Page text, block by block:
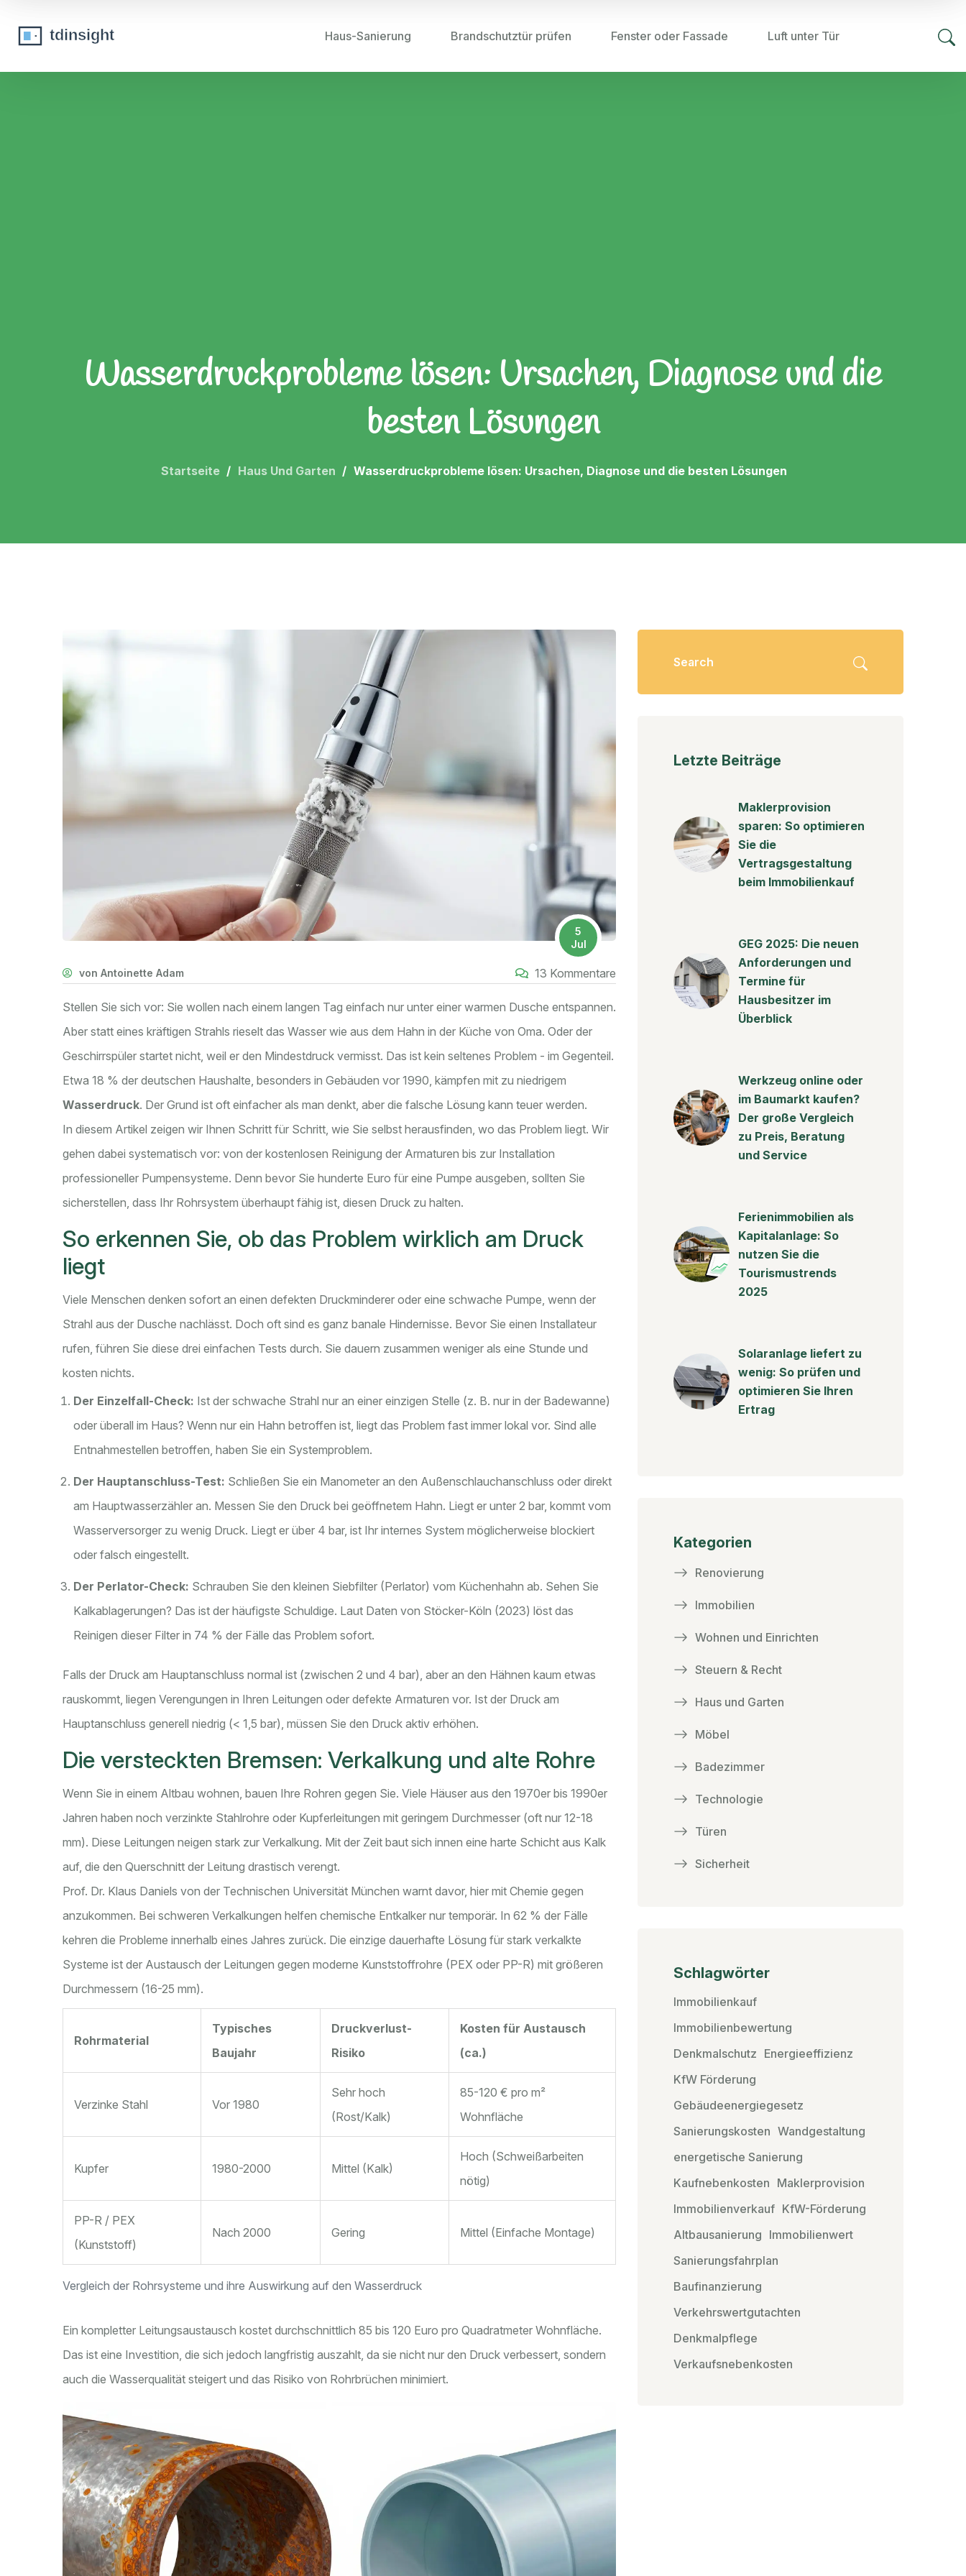
Haus-Sanierung Brandschutztür prüfen Fenster oder Fassade Luft unter Tür
Wasserdruckprobleme lösen: Ursachen, Diagnose und die
besten Lösungen
Startseite Haus Und Garten Wasserdruckprobleme lösen: Ursachen, Diagnose und die besten Lösungen
5
Jul
von Antoinette Adam 13 Kommentare
Stellen Sie sich vor: Sie wollen nach einem langen Tag einfach nur unter einer warmen Dusche entspannen.
Aber statt eines kräftigen Strahls rieselt das Wasser wie aus dem Hahn in der Küche von Oma. Oder der
Geschirrspüler startet nicht, weil er den Mindestdruck vermisst. Das ist kein seltenes Problem - im Gegenteil.
Etwa 18 % der deutschen Haushalte, besonders in Gebäuden vor 1990, kämpfen mit zu niedrigem
Wasserdruck. Der Grund ist oft einfacher als man denkt, aber die falsche Lösung kann teuer werden.
In diesem Artikel zeigen wir Ihnen Schritt für Schritt, wie Sie selbst herausfinden, wo das Problem liegt. Wir
gehen dabei systematisch vor: von der kostenlosen Reinigung der Armaturen bis zur Installation
professioneller Pumpensysteme. Denn bevor Sie hunderte Euro für eine Pumpe ausgeben, sollten Sie
sicherstellen, dass Ihr Rohrsystem überhaupt fähig ist, diesen Druck zu halten.
So erkennen Sie, ob das Problem wirklich am Druck
liegt
Viele Menschen denken sofort an einen defekten Druckminderer oder eine schwache Pumpe, wenn der
Strahl aus der Dusche nachlässt. Doch oft sind es ganz banale Hindernisse. Bevor Sie einen Installateur
rufen, führen Sie diese drei einfachen Tests durch. Sie dauern zusammen weniger als eine Stunde und
kosten nichts.
Der Einzelfall-Check: Ist der schwache Strahl nur an einer einzigen Stelle (z. B. nur in der Badewanne)
oder überall im Haus? Wenn nur ein Hahn betroffen ist, liegt das Problem fast immer lokal vor. Sind alle
Entnahmestellen betroffen, haben Sie ein Systemproblem.
Der Hauptanschluss-Test: Schließen Sie ein Manometer an den Außenschlauchanschluss oder direkt
am Hauptwasserzähler an. Messen Sie den Druck bei geöffnetem Hahn. Liegt er unter 2 bar, kommt vom
Wasserversorger zu wenig Druck. Liegt er über 4 bar, ist Ihr internes System möglicherweise blockiert
oder falsch eingestellt.
Der Perlator-Check: Schrauben Sie den kleinen Siebfilter (Perlator) vom Küchenhahn ab. Sehen Sie
Kalkablagerungen? Das ist der häufigste Schuldige. Laut Daten von Stöcker-Köln (2023) löst das
Reinigen dieser Filter in 74 % der Fälle das Problem sofort.
Falls der Druck am Hauptanschluss normal ist (zwischen 2 und 4 bar), aber an den Hähnen kaum etwas
rauskommt, liegen Verengungen in Ihren Leitungen oder defekte Armaturen vor. Ist der Druck am
Hauptanschluss generell niedrig (< 1,5 bar), müssen Sie den Druck aktiv erhöhen.
Die versteckten Bremsen: Verkalkung und alte Rohre
Wenn Sie in einem Altbau wohnen, bauen Ihre Rohren gegen Sie. Viele Häuser aus den 1970er bis 1990er
Jahren haben noch verzinkte Stahlrohre oder Kupferleitungen mit geringem Durchmesser (oft nur 12-18
mm). Diese Leitungen neigen stark zur Verkalkung. Mit der Zeit baut sich innen eine harte Schicht aus Kalk
auf, die den Querschnitt der Leitung drastisch verengt.
Prof. Dr. Klaus Daniels von der Technischen Universität München warnt davor, hier mit Chemie gegen
anzukommen. Bei schweren Verkalkungen helfen chemische Entkalker nur temporär. In 62 % der Fälle
kehren die Probleme innerhalb eines Jahres zurück. Die einzige dauerhafte Lösung für stark verkalkte
Systeme ist der Austausch der Leitungen gegen moderne Kunststoffrohre (PEX oder PP-R) mit größeren
Durchmessern (16-25 mm).
Vergleich der Rohrsysteme und ihre Auswirkung auf den Wasserdruck
Rohrmaterial
Typisches
Baujahr
Druckverlust-
Risiko
Kosten für Austausch
(ca.)
Verzinke Stahl Vor 1980
Sehr hoch
(Rost/Kalk)
85-120 € pro m²
Wohnfläche
Kupfer 1980-2000 Mittel (Kalk)
Hoch (Schweißarbeiten
nötig)
PP-R / PEX
(Kunststoff)
Nach 2000 Gering Mittel (Einfache Montage)
Ein kompletter Leitungsaustausch kostet durchschnittlich 85 bis 120 Euro pro Quadratmeter Wohnfläche.
Das ist eine Investition, die sich jedoch langfristig auszahlt, da sie nicht nur den Druck verbessert, sondern
auch die Wasserqualität steigert und das Risiko von Rohrbrüchen minimiert.
Letzte Beiträge
Maklerprovision
sparen: So optimieren
Sie die
Vertragsgestaltung
beim Immobilienkauf
GEG 2025: Die neuen
Anforderungen und
Termine für
Hausbesitzer im
Überblick
Werkzeug online oder
im Baumarkt kaufen?
Der große Vergleich
zu Preis, Beratung
und Service
Ferienimmobilien als
Kapitalanlage: So
nutzen Sie die
Tourismustrends
2025
Solaranlage liefert zu
wenig: So prüfen und
optimieren Sie Ihren
Ertrag
Kategorien
Renovierung
Immobilien
Wohnen und Einrichten
Steuern & Recht
Haus und Garten
Möbel
Badezimmer
Technologie
Türen
Sicherheit
Schlagwörter
Immobilienkauf
Immobilienbewertung
Denkmalschutz Energieeffizienz
KfW Förderung
Gebäudeenergiegesetz
Sanierungskosten Wandgestaltung
energetische Sanierung
Kaufnebenkosten Maklerprovision
Immobilienverkauf KfW-Förderung
Altbausanierung Immobilienwert
Sanierungsfahrplan
Baufinanzierung
Verkehrswertgutachten
Denkmalpflege
Verkaufsnebenkosten